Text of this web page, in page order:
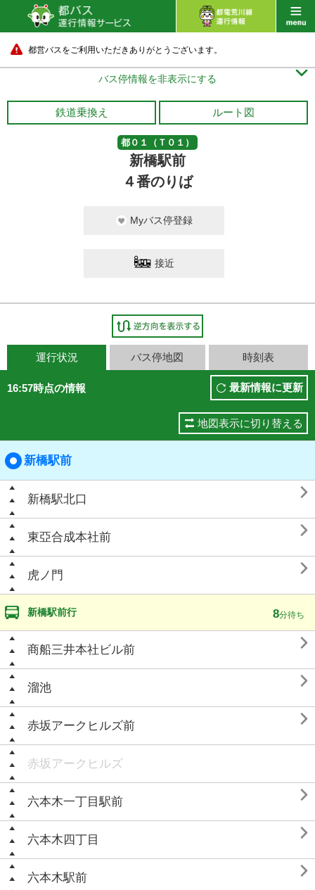
都営バスをご利用いただきありがとうございます。
バス停情報を非表示にする 
鉄道乗換え ルート図
都０１（Ｔ０１）
新橋駅前
４番のりば
Myバス停登録
接近
運行状況 バス停地図 時刻表
16:57時点の情報 最新情報に更新
地図表示に切り替える
新橋駅前
新橋駅北口 
東亞合成本社前 
虎ノ門 
新橋駅前行 8分待ち
商船三井本社ビル前 
溜池 
赤坂アークヒルズ前 
赤坂アークヒルズ
六本木一丁目駅前 
六本木四丁目 
六本木駅前 